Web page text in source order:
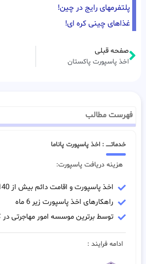
پلتفرمهای رایج در چین!
غذاهای چینی کره ای!
صفحه قبلی
اخذ پاسپورت پاکستان
فهرست مطالب
خدماتـــــ : اخذ پاسپورت پاناما
هزینه دریافت پاسپورت:
اخذ پاسپورت و اقامت دائم بیش از 140 کشور
راهکارهای اخذ پاسپورت زیر 6 ماه
توسط برترین موسسه امور مهاجرتی در
ادامه فرایند :